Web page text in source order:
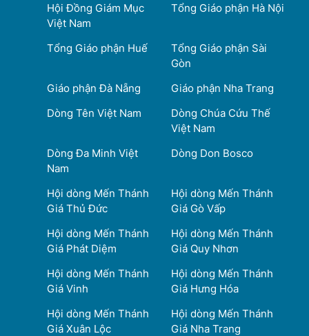
Hội Đồng Giám Mục
Việt Nam
Tổng Giáo phận Hà Nội
Tổng Giáo phận Huế
Tổng Giáo phận Sài
Gòn
Giáo phận Đà Nẵng
Giáo phận Nha Trang
Dòng Tên Việt Nam
Dòng Chúa Cứu Thế
Việt Nam
Dòng Đa Minh Việt
Nam
Dòng Don Bosco
Hội dòng Mến Thánh
Giá Thủ Đức
Hội dòng Mến Thánh
Giá Gò Vấp
Hội dòng Mến Thánh
Giá Phát Diệm
Hội dòng Mến Thánh
Giá Quy Nhơn
Hội dòng Mến Thánh
Giá Vinh
Hội dòng Mến Thánh
Giá Hưng Hóa
Hội dòng Mến Thánh
Giá Xuân Lộc
Hội dòng Mến Thánh
Giá Nha Trang